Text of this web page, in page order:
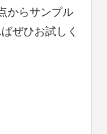
からサンプル
ぜひお試しく